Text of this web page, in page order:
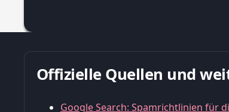
Offizielle Quellen und
Google Search: Spamrichtlinien für